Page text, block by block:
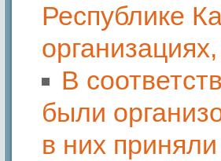
Республике
В
были
в них